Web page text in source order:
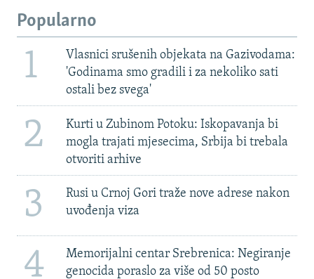
Popularno
1
Vlasnici srušenih objekata na Gazivodama:
'Godinama smo gradili i za nekoliko sati
ostali bez svega'
2
Kurti u Zubinom Potoku: Iskopavanja bi
mogla trajati mjesecima, Srbija bi trebala
otvoriti arhive
3
Rusi u Crnoj Gori traže nove adrese nakon
uvođenja viza
4
Memorijalni centar Srebrenica: Negiranje
genocida poraslo za više od 50 posto